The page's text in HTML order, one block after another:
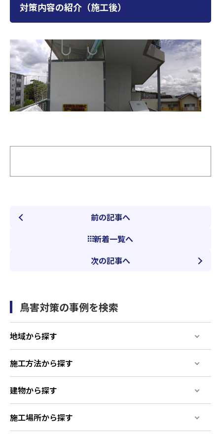
対策内容の紹介（施工後）
前の記事へ
新着一覧へ
次の記事へ
鳥害対策の事例を検索
地域から探す
施工方法から探す
建物から探す
施工場所から探す